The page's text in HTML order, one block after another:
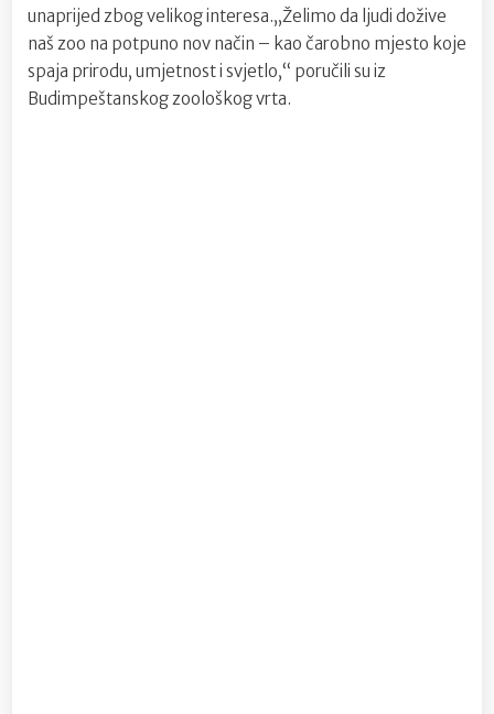
unaprijed zbog velikog interesa.„Želimo da ljudi dožive
naš zoo na potpuno nov način – kao čarobno mjesto koje
spaja prirodu, umjetnost i svjetlo,“ poručili su iz
Budimpeštanskog zoološkog vrta.